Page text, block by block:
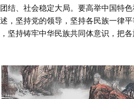
结、社会稳定大局。要高举中国特
，坚持党的领导，坚持各民族一律
坚持铸牢中华民族共同体意识，把